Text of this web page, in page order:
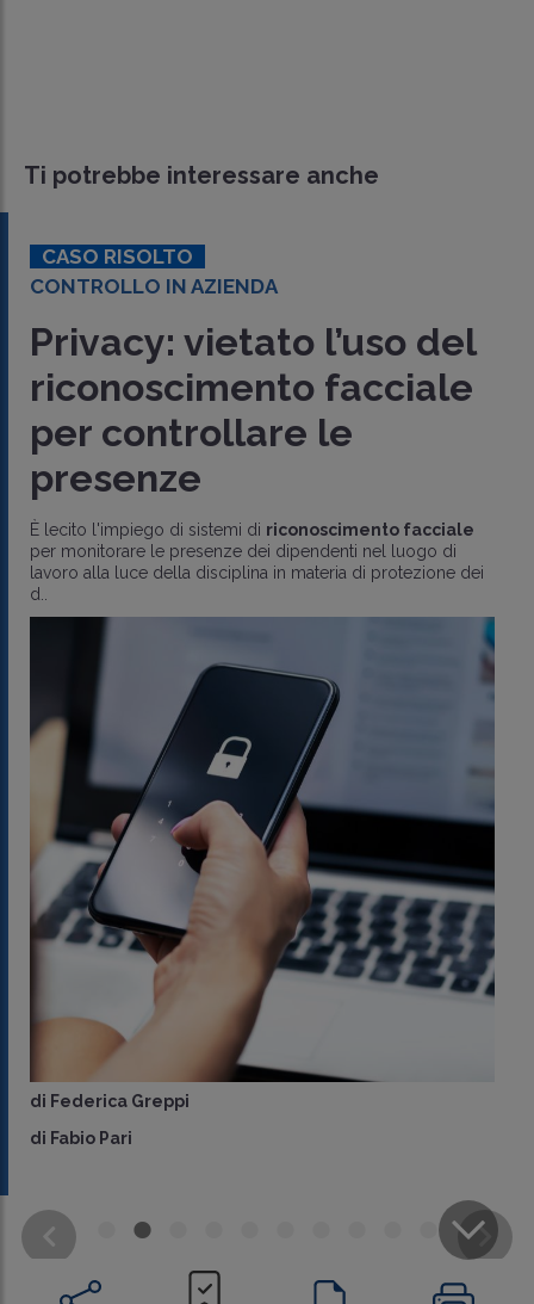
CONDIVIDI
Ti potrebbe interessare anche
CASO RISOLTO
CONTROLLO IN AZIENDA
Privacy: vietato l’uso del
riconoscimento facciale
per controllare le
presenze
È lecito l'impiego di sistemi di riconoscimento facciale
per monitorare le presenze dei dipendenti nel luogo di
lavoro alla luce della disciplina in materia di protezione dei
d..
di Federica Greppi
di Fabio Pari